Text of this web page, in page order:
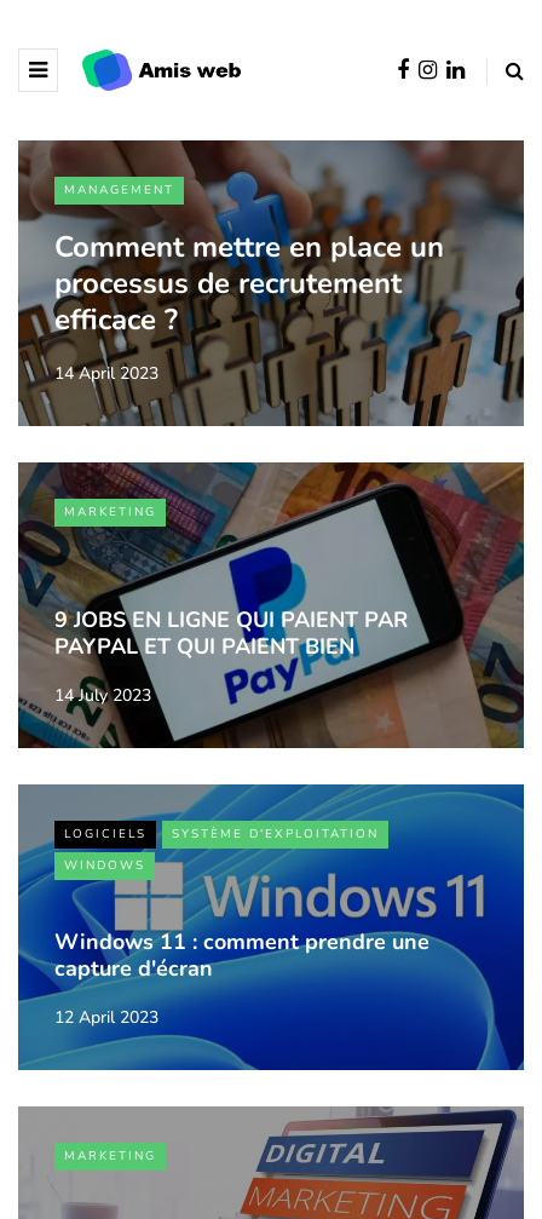
MANAGEMENT
Comment mettre en place un
processus de recrutement
efficace ?
14 April 2023
MARKETING
9 JOBS EN LIGNE QUI PAIENT PAR
PAYPAL ET QUI PAIENT BIEN
14 July 2023
LOGICIELS
SYSTÈME D'EXPLOITATION
WINDOWS
Windows 11 : comment prendre une
capture d'écran
12 April 2023
MARKETING